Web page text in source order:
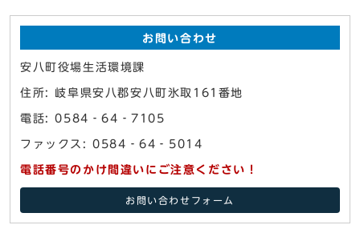
お問い合わせ
安八町役場生活環境課
住所: 岐阜県安八郡安八町氷取161番地
電話: 0584‐64‐7105
ファックス: 0584‐64‐5014
電話番号のかけ間違いにご注意ください！
お問い合わせフォーム